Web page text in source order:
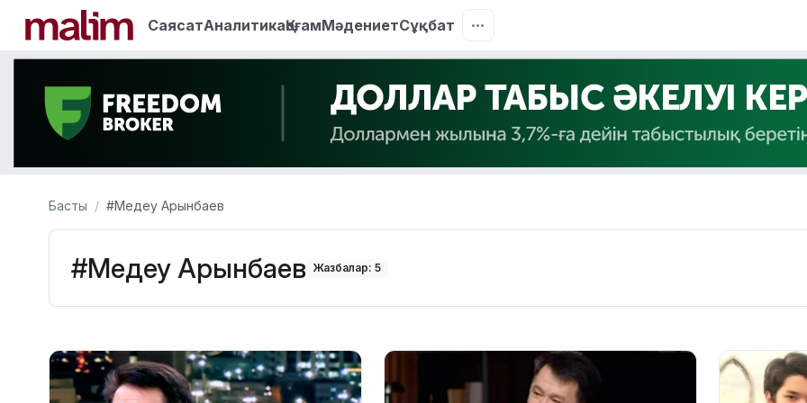
СаясатАналитикаҚоғамМәдениетСұқбат
Басты #Медеу Арынбаев
#Медеу Арынбаев Жазбалар: 5